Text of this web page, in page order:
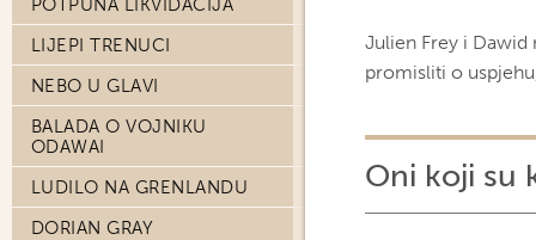
POTPUNA LIKVIDACIJA
LIJEPI TRENUCI
NEBO U GLAVI
BALADA O VOJNIKU
ODAWAI
LUDILO NA GRENLANDU
DORIAN GRAY
Julien Frey i
promisliti o
Oni koji su